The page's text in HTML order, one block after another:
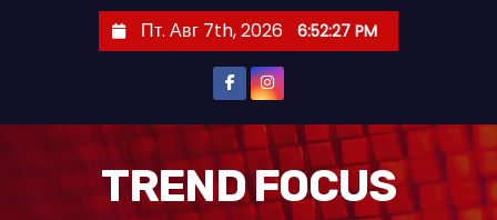
Пт. Авг 7th, 2026 6:52:28 PM
TREND FOCUS